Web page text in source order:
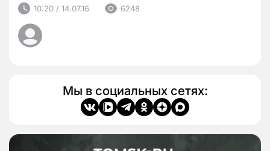
10:20 / 14.07.16 6248
Мы в социальных сетях: